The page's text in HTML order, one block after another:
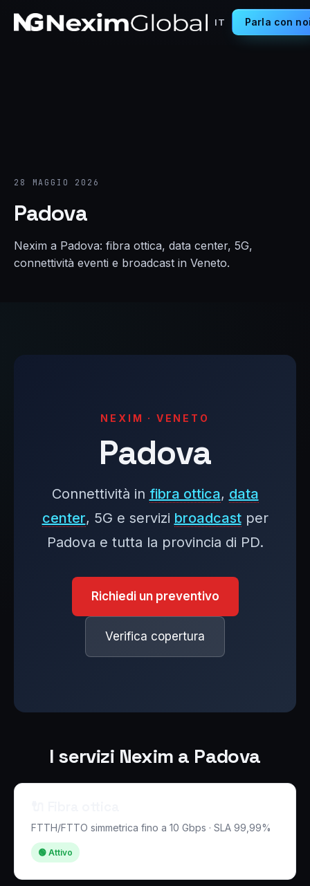
IT Parla con
28 MAGGIO 2026
Padova
Nexim a Padova: fibra ottica, data center, 5G,
connettività eventi e broadcast in Veneto.
NEXIM · VENETO
Padova
Connettività in fibra ottica, data
center, 5G e servizi broadcastper
Padova e tutta la provincia di PD.
Richiedi un preventivo
Verifica copertura
I servizi Nexim a Padova
FTTH/FTTO simmetrica fino a 10 Gbps · SLA 99,99%
🟢 Attivo